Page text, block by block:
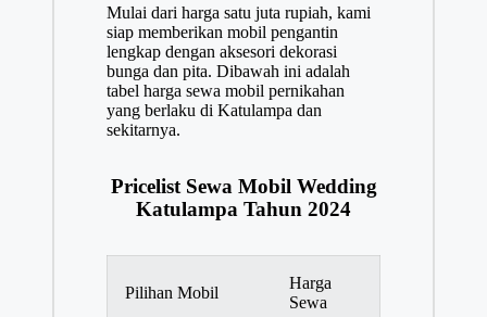
Mulai dari harga satu juta rupiah, kami
siap memberikan mobil pengantin
lengkap dengan aksesori dekorasi
bunga dan pita. Dibawah ini adalah
tabel harga sewa mobil pernikahan
yang berlaku di Katulampa dan
sekitarnya.
Pricelist Sewa Mobil Wedding
Katulampa Tahun 2024
Pilihan Mobil
Harga
Sewa